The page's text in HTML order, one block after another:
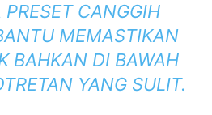
CANGGIH
MEMASTIKAN
BAHKAN DI BAWAH
YANG SULIT.